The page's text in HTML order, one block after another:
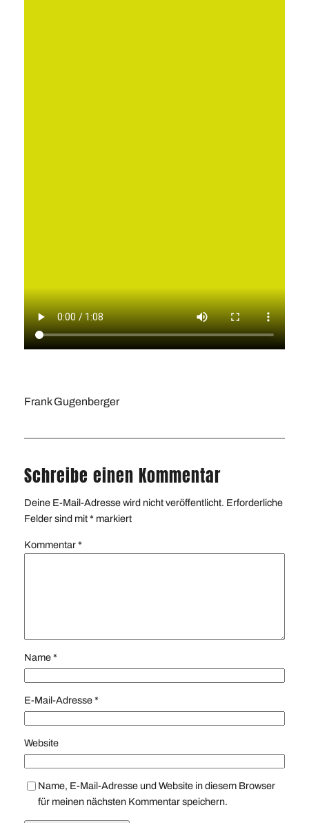
Frank Gugenberger
Schreibe einen Kommentar
Deine E-Mail-Adresse wird nicht veröffentlicht. Erforderliche
Felder sind mit* markiert
Kommentar*
Name*
E-Mail-Adresse*
Website
Name, E-Mail-Adresse und Website in diesem Browser
für meinen nächsten Kommentar speichern.